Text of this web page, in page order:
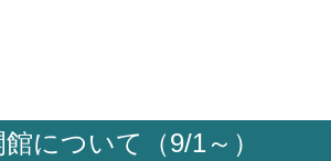
について（9/1～）